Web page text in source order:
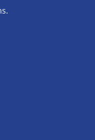
Digital en X
Digital en Facebook
Digital en